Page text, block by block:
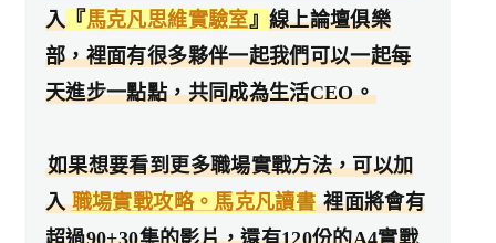
入 『 馬克凡思維實驗室』 線上論壇俱樂
部，裡面有很多夥伴一起我們可以一起每
天進步一點點，共同成為生活CEO。
如果想要看到更多職場實戰方法，可以加
入 職場實戰攻略。馬克凡讀書 裡面將會有